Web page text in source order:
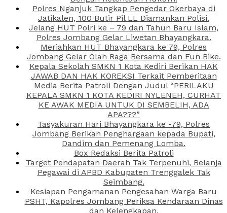
Polres Nganjuk Tangkap Pengedar Okerbaya di
Jatikalen, 100 Butir Pil LL Diamankan Polisi.
Jelang HUT Polri ke – 79 dan Tahun Baru Islam,
Polres Jombang Gelar Liwetan Bhayangkara.
Meriahkan HUT Bhayangkara ke 79, Polres
Jombang Gelar Olah Raga Bersama dan Fun Bike.
Kepala Sekolah SMKN 1 Kota Kediri Berikan HAK
JAWAB DAN HAK KOREKSI Terkait Pemberitaan
Media Berita Patroli Dengan Judul “PERILAKU
KEPALA SMKN 1 KOTA KEDIRI NYLENEH, CURHAT
KE AWAK MEDIA UNTUK DI SEMBELIH, ADA
APA???”
Tasyakuran Hari Bhayangkara ke -79, Polres
Jombang Berikan Penghargaan kepada Bupati,
Dandim dan Pemenang Lomba.
Box Redaksi Berita Patroli
Target Pendapatan Daerah Tak Terpenuhi, Belanja
Pegawai di APBD Kabupaten Trenggalek Tak
Seimbang.
Kesiapan Pengamanan Pengesahan Warga Baru
PSHT, Kapolres Jombang Periksa Kendaraan Dinas
dan Kelengkapan.